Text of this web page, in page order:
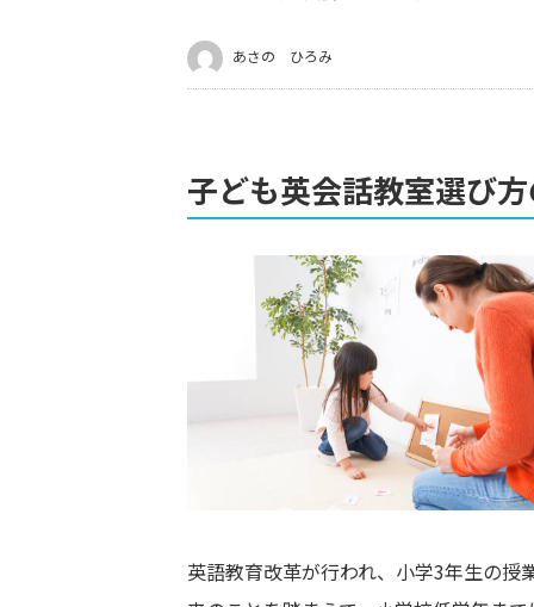
あさの ひろみ
子ども英会話教室選び
英語教育改革が行われ、小学3年生の